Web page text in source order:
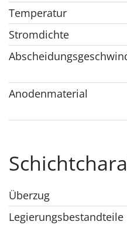
Temperatur
Stromdichte
Anodenmaterial
Überzug
Legierungsbestandteile